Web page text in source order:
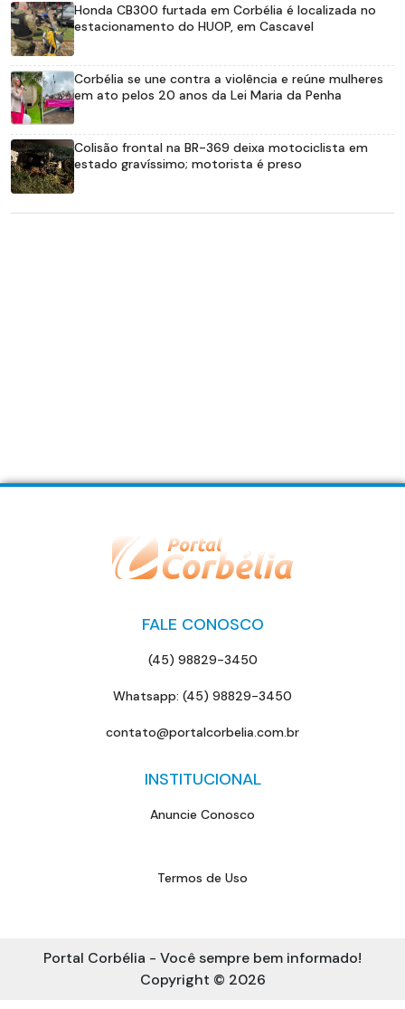
Honda CB300 furtada em Corbélia é localizada no
estacionamento do HUOP, em Cascavel
Corbélia se une contra a violência e reúne mulheres
em ato pelos 20 anos da Lei Maria da Penha
Colisão frontal na BR-369 deixa motociclista em
estado gravíssimo; motorista é preso
FALE CONOSCO
(45) 98829-3450
Whatsapp: (45) 98829-3450
contato@portalcorbelia.com.br
INSTITUCIONAL
Anuncie Conosco
Termos de Uso
Portal Corbélia - Você sempre bem informado!
Copyright © 2026